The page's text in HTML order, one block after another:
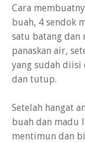
Cara
buah, 4 sendok
satu batang dan
panaskan air,
yang sudah diisi
dan tutup.
Setelah hangat
buah dan madu
mentimun dan